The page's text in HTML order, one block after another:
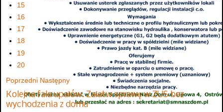
15
16
17
18
19
20
Poprzedni Następny
Kolejna fala upałów. Załatw sprawę w ZUS bez
wychodzenia z domu